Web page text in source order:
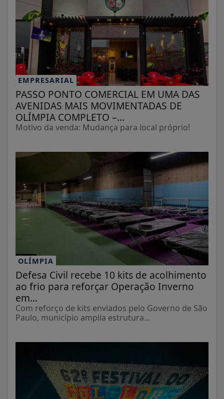
EMPRESARIAL
PASSO PONTO COMERCIAL EM UMA DAS
AVENIDAS MAIS MOVIMENTADAS DE
OLÍMPIA COMPLETO –...
Motivo da venda: Mudança para local próprio!
OLÍMPIA
Defesa Civil recebe 10 kits de acolhimento
ao frio para reforçar Operação Inverno
em...
Com reforço de kits enviados pelo Governo de São
Paulo, município amplia estrutura...